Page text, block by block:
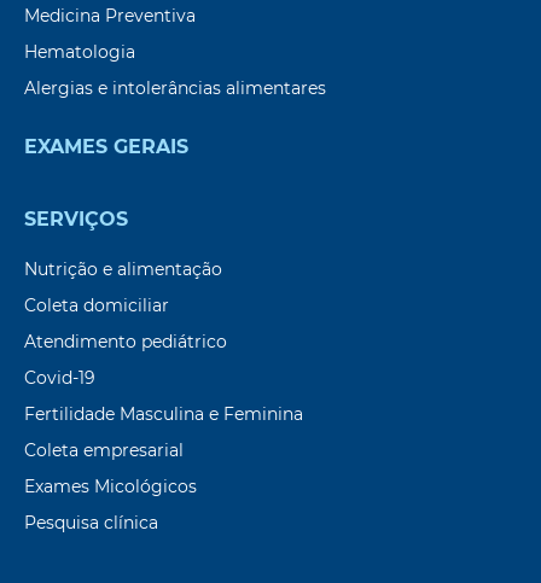
Medicina Preventiva
Hematologia
Alergias e intolerâncias alimentares
EXAMES GERAIS
SERVIÇOS
Nutrição e alimentação
Coleta domiciliar
Atendimento pediátrico
Covid-19
Fertilidade Masculina e Feminina
Coleta empresarial
Exames Micológicos
Pesquisa clínica